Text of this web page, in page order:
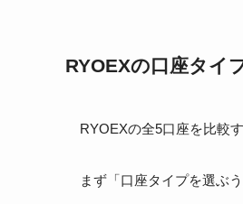
RYOEXの口座タイ
RYOEXの全5口座を比較す
まず「口座タイプを選ぶ